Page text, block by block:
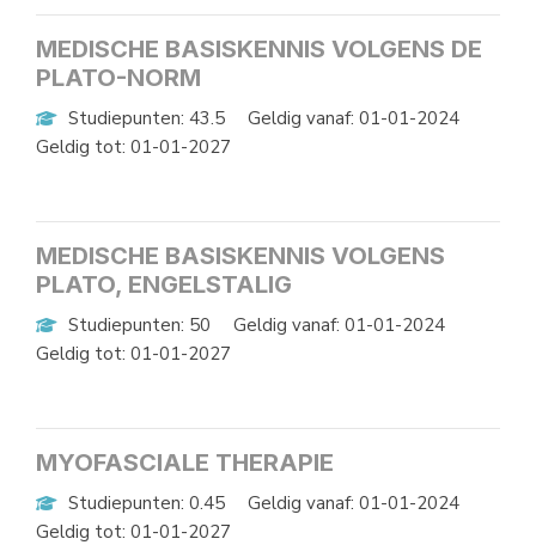
MEDISCHE BASISKENNIS VOLGENS DE
PLATO-NORM
Studiepunten: 43.5
Geldig vanaf: 01-01-2024
Geldig tot: 01-01-2027
MEDISCHE BASISKENNIS VOLGENS
PLATO, ENGELSTALIG
Studiepunten: 50
Geldig vanaf: 01-01-2024
Geldig tot: 01-01-2027
MYOFASCIALE THERAPIE
Studiepunten: 0.45
Geldig vanaf: 01-01-2024
Geldig tot: 01-01-2027